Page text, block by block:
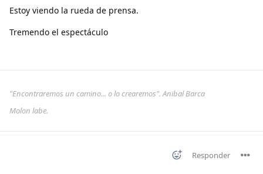
Estoy viendo la rueda de prensa.
Tremendo el espectáculo
"Encontraremos un camino... o lo crearemos". Anibal Barca
Molon labe.
Responder